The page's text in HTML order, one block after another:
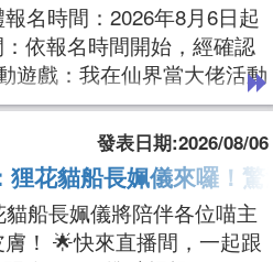
名時間：2026年8月6日起
依報名時間開始，經確認
遊戲：我在仙界當大佬活動
註冊的全體玩家活動參加方
告知用戶ID，經確
神傳同樣帳號進行遊戲3.報
同時包含顯示VI
發表日期:2026/08/06
狸花貓船長姵儀來囉！
船長姵儀將陪伴各位喵主
！ 🌟快來直播間，一起跟